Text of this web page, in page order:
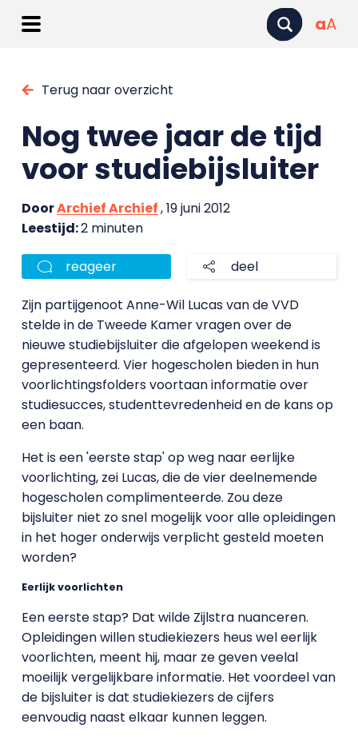
aA
Terug naar overzicht
Nog twee jaar de tijd
voor studiebijsluiter
DoorArchief Archief, 19 juni 2012
Leestijd:2 minuten
reageer deel
Zijn partijgenoot Anne-Wil Lucas van de VVD
stelde in de Tweede Kamer vragen over de
nieuwe studiebijsluiter die afgelopen weekend is
gepresenteerd. Vier hogescholen bieden in hun
voorlichtingsfolders voortaan informatie over
studiesucces, studenttevredenheid en de kans op
een baan.
Het is een 'eerste stap' op weg naar eerlijke
voorlichting, zei Lucas, die de vier deelnemende
hogescholen complimenteerde. Zou deze
bijsluiter niet zo snel mogelijk voor alle opleidingen
in het hoger onderwijs verplicht gesteld moeten
worden?
Eerlijk voorlichten
Een eerste stap? Dat wilde Zijlstra nuanceren.
Opleidingen willen studiekiezers heus wel eerlijk
voorlichten, meent hij, maar ze geven veelal
moeilijk vergelijkbare informatie. Het voordeel van
de bijsluiter is dat studiekiezers de cijfers
eenvoudig naast elkaar kunnen leggen.